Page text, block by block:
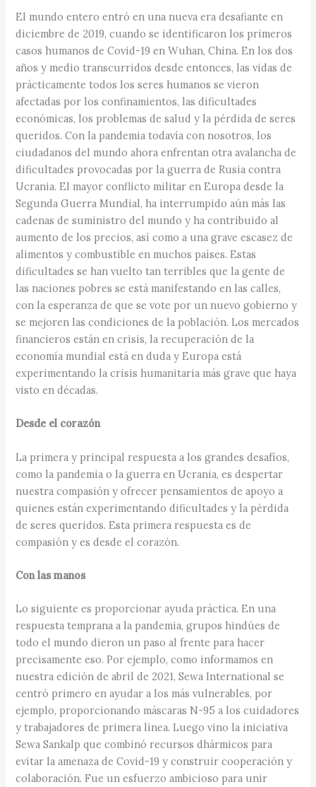
El mundo entero entró en una nueva era desafiante en
diciembre de 2019, cuando se identificaron los primeros
casos humanos de Covid-19 en Wuhan, China. En los dos
años y medio transcurridos desde entonces, las vidas de
prácticamente todos los seres humanos se vieron
afectadas por los confinamientos, las dificultades
económicas, los problemas de salud y la pérdida de seres
queridos. Con la pandemia todavía con nosotros, los
ciudadanos del mundo ahora enfrentan otra avalancha de
dificultades provocadas por la guerra de Rusia contra
Ucrania. El mayor conflicto militar en Europa desde la
Segunda Guerra Mundial, ha interrumpido aún más las
cadenas de suministro del mundo y ha contribuido al
aumento de los precios, así como a una grave escasez de
alimentos y combustible en muchos países. Estas
dificultades se han vuelto tan terribles que la gente de
las naciones pobres se está manifestando en las calles,
con la esperanza de que se vote por un nuevo gobierno y
se mejoren las condiciones de la población. Los mercados
financieros están en crisis, la recuperación de la
economía mundial está en duda y Europa está
experimentando la crisis humanitaria más grave que haya
visto en décadas.
Desde el corazón
La primera y principal respuesta a los grandes desafíos,
como la pandemia o la guerra en Ucrania, es despertar
nuestra compasión y ofrecer pensamientos de apoyo a
quienes están experimentando dificultades y la pérdida
de seres queridos. Esta primera respuesta es de
compasión y es desde el corazón.
Con las manos
Lo siguiente es proporcionar ayuda práctica. En una
respuesta temprana a la pandemia, grupos hindúes de
todo el mundo dieron un paso al frente para hacer
precisamente eso. Por ejemplo, como informamos en
nuestra edición de abril de 2021, Sewa International se
centró primero en ayudar a los más vulnerables, por
ejemplo, proporcionando máscaras N-95 a los cuidadores
y trabajadores de primera línea. Luego vino la iniciativa
Sewa Sankalp que combinó recursos dhármicos para
evitar la amenaza de Covid-19 y construir cooperación y
colaboración. Fue un esfuerzo ambicioso para unir